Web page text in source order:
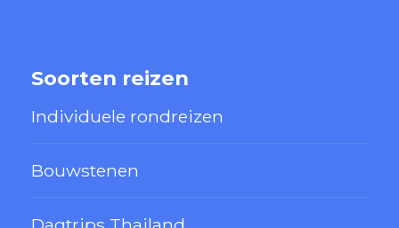
Soorten reizen
Individuele rondreizen
Bouwstenen